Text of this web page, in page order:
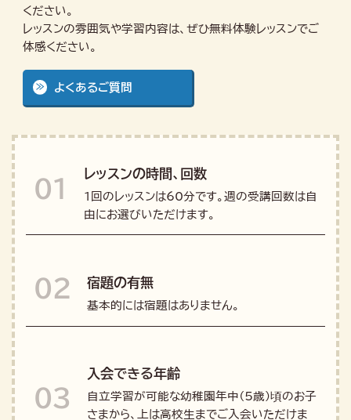
ください。
レッスンの雰囲気や学習内容は、ぜひ無料体験レッスンでご
体感ください。
よくあるご質問
01
レッスンの時間、回数
1回のレッスンは60分です。週の受講回数は自
由にお選びいただけます。
02 宿題の有無
基本的には宿題はありません。
03
入会できる年齢
自立学習が可能な幼稚園年中（5歳）頃のお子
さまから、上は高校生までご入会いただけま